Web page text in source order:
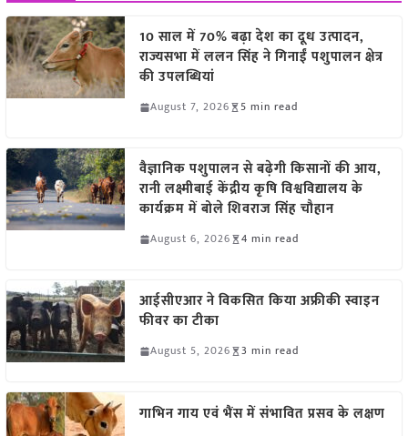
10 साल में 70% बढ़ा देश का दूध उत्पादन,
राज्यसभा में ललन सिंह ने गिनाईं पशुपालन क्षेत्र
की उपलब्धियां
August 7, 2026 5 min read
वैज्ञानिक पशुपालन से बढ़ेगी किसानों की आय,
रानी लक्ष्मीबाई केंद्रीय कृषि विश्वविद्यालय के
कार्यक्रम में बोले शिवराज सिंह चौहान
August 6, 2026 4 min read
आईसीएआर ने विकसित किया अफ्रीकी स्वाइन
फीवर का टीका
August 5, 2026 3 min read
गाभिन गाय एवं भैंस में संभावित प्रसव के लक्षण